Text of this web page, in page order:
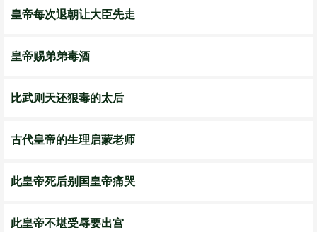
皇帝每次退朝让大臣先走
皇帝赐弟弟毒酒
比武则天还狠毒的太后
古代皇帝的生理启蒙老师
此皇帝死后别国皇帝痛哭
此皇帝不堪受辱要出宫